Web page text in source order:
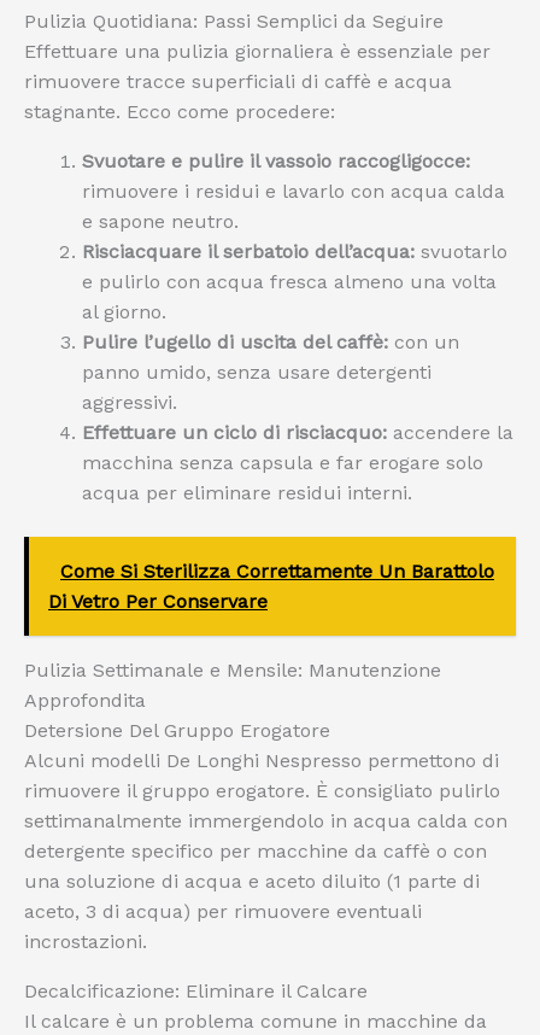
Pulizia Quotidiana: Passi Semplici da Seguire
Effettuare una pulizia giornaliera è essenziale per
rimuovere tracce superficiali di caffè e acqua
stagnante. Ecco come procedere:
Svuotare e pulire il vassoio raccogligocce:
rimuovere i residui e lavarlo con acqua calda
e sapone neutro.
Risciacquare il serbatoio dell’acqua: svuotarlo
e pulirlo con acqua fresca almeno una volta
al giorno.
Pulire l’ugello di uscita del caffè: con un
panno umido, senza usare detergenti
aggressivi.
Effettuare un ciclo di risciacquo: accendere la
macchina senza capsula e far erogare solo
acqua per eliminare residui interni.
Come Si Sterilizza Correttamente Un Barattolo
Di Vetro Per Conservare
Pulizia Settimanale e Mensile: Manutenzione
Approfondita
Detersione Del Gruppo Erogatore
Alcuni modelli De Longhi Nespresso permettono di
rimuovere il gruppo erogatore. È consigliato pulirlo
settimanalmente immergendolo in acqua calda con
detergente specifico per macchine da caffè o con
una soluzione di acqua e aceto diluito (1 parte di
aceto, 3 di acqua) per rimuovere eventuali
incrostazioni.
Decalcificazione: Eliminare il Calcare
Il calcare è un problema comune in macchine da